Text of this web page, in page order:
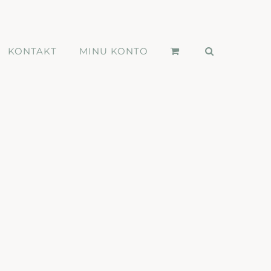
KONTAKT MINU KONTO